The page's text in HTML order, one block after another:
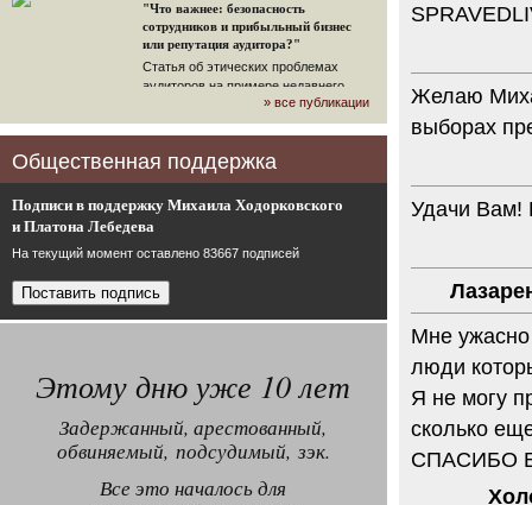
"Что важнее: безопасность
сотрудников и прибыльный бизнес
или репутация аудитора?"
Статья об этических проблемах
аудиторов на примере недавнего
громкого арбитражного решения по
ЮКОСу. (navalny.com)
15.08.2014
"Инвесторы, подвергшиеся жестоким
конфискационным санкциям со
стороны государства, оказались под
защитой арбитражного суда"
Zeitung" о гаагском судебном
Не исключил
Владимир Путин допускает, что Россия может выйти из-
под юрисдикции ЕСПЧ.
88 комментариев
14.08.2014
Нарулил
» все публикации
Общественная поддержка
Подписи в поддержку Михаила Ходорковского
и Платона Лебедева
На текущий момент оставлено 83667 подписей
Этому дню уже 10 лет
Задержанный, арестованный,
обвиняемый, подсудимый, зэк.
Все это началось для
Желаю
выборах
Удачи Вам!
Мне
люди
Я не могу
сколько
СПАСИБО